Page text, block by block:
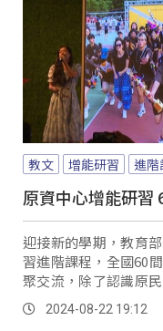
教文 增能研習 進階
原資中心增能研習
迎接新的學期，教育
習進階課程，全國60
聚交流，除了認識原
學校規劃更符合原民生
2024-08-22 19:12